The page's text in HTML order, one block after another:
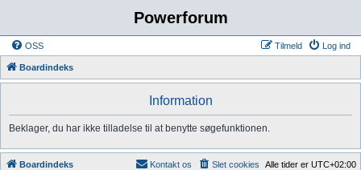
Powerforum
OSS Log ind
Tilmeld
Boardindeks
Information
Beklager, du har ikke tilladelse til at benytte søgefunktionen.
Boardindeks Alle tider er UTC+02:00
Slet cookies
Kontakt os